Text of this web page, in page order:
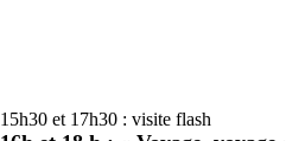
15h30 et 17h30 : visite flash